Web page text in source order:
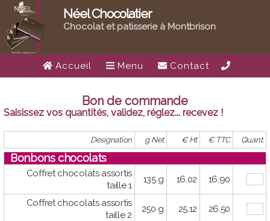
Néel Chocolatier
Chocolat et patisserie à Montbrison
Accueil Menu Contact
Bon de commande
Saisissez vos quantités, validez, réglez... recevez !
Designation g Net € Ht € TTC Quant.
Bonbons chocolats
Coffret chocolats assortis
taille 1
135 g 16.02 16.90
Coffret chocolats assortis
taille 2
250 g 25.12 26.50